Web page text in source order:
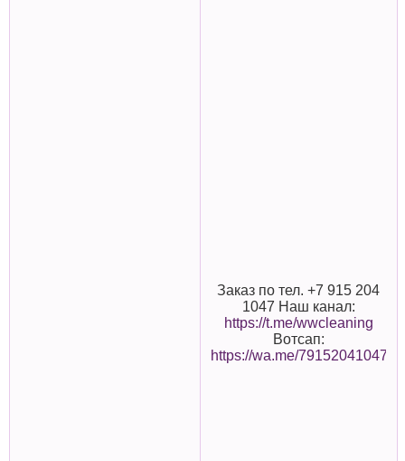
Заказ по тел. +7 915 204
1047 Наш канал:
https://t.me/wwcleaning
Вотсап:
https://wa.me/79152041047